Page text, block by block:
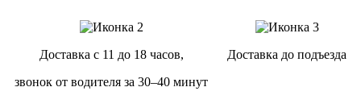
Доставка с 11 до 18 часов,
звонок от водителя за 30–40 минут
Доставка до подъезда